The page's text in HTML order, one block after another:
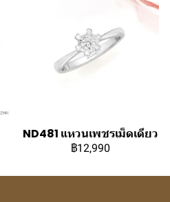
ND481 แหวนเพชรเม็ดเดียว
฿12,990